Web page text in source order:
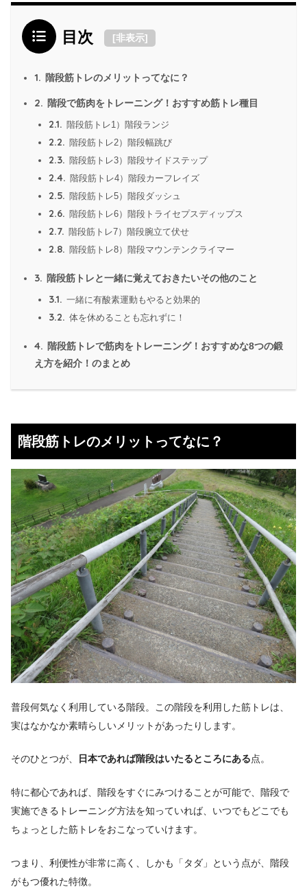
目次 [非表示]
1. 階段筋トレのメリットってなに？
2. 階段で筋肉をトレーニング！おすすめ筋トレ種目
2.1. 階段筋トレ1）階段ランジ
2.2. 階段筋トレ2）階段幅跳び
2.3. 階段筋トレ3）階段サイドステップ
2.4. 階段筋トレ4）階段カーフレイズ
2.5. 階段筋トレ5）階段ダッシュ
2.6. 階段筋トレ6）階段トライセプスディップス
2.7. 階段筋トレ7）階段腕立て伏せ
2.8. 階段筋トレ8）階段マウンテンクライマー
3. 階段筋トレと一緒に覚えておきたいその他のこと
3.1. 一緒に有酸素運動もやると効果的
3.2. 体を休めることも忘れずに！
4. 階段筋トレで筋肉をトレーニング！おすすめな8つの鍛
え方を紹介！のまとめ
階段筋トレのメリットってなに？
普段何気なく利用している階段。
この階段を利用した筋トレは、
実はなかなか素晴らしいメリットがあったりします。
そのひとつが、 日本であれば階段はいたるところにある点。
特に都心であれば、階段をすぐにみつけることが可能で、階段で
実施できるトレーニング方法を知っていれば、いつでもどこでも
ちょっとした筋トレをおこなっていけます。
つまり、利便性が非常に高く、しかも「タダ」という点が、階段
がもつ優れた特徴。